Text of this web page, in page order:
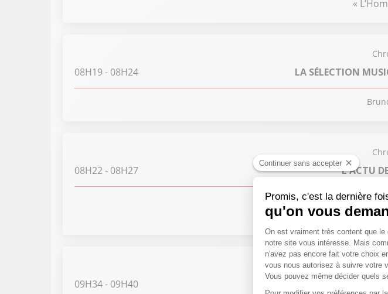
«
08H19- 08H24 LA SÉLECTION
08H22- 08H27 L'ACTU
Finale LDC :
09H34- 09H40 SUD RADIO